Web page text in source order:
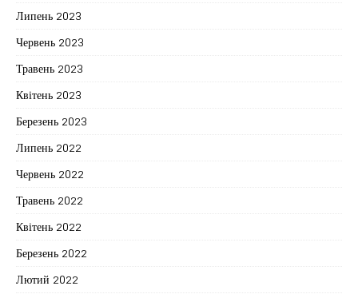
Липень 2023
Червень 2023
Травень 2023
Квітень 2023
Березень 2023
Липень 2022
Червень 2022
Травень 2022
Квітень 2022
Березень 2022
Лютий 2022